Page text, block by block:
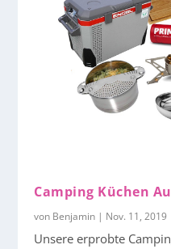
Camping Küchen
von Benjamin | Nov. 11, 2019
Unsere erprobte